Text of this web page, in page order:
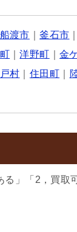
渡市 ｜釜石市
｜洋野町 ｜金
村 住田町
」「2，買取